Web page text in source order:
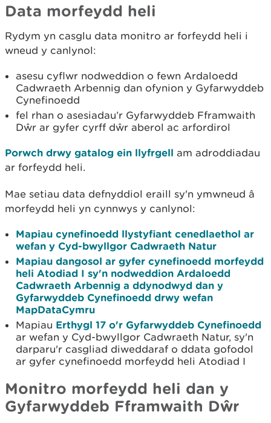
Data morfeydd heli
Rydym yn casglu data monitro ar forfeydd heli i
wneud y canlynol:
asesu cyflwr nodweddion o fewn Ardaloedd
Cadwraeth Arbennig dan ofynion y Gyfarwyddeb
Cynefinoedd
fel rhan o asesiadau’r Gyfarwyddeb Fframwaith
Dŵr ar gyfer cyrff dŵr aberol ac arfordirol
Porwch drwy gatalog ein llyfrgell am adroddiadau
ar forfeydd heli.
Mae setiau data defnyddiol eraill sy'n ymwneud â
morfeydd heli yn cynnwys y canlynol:
Mapiau cynefinoedd llystyfiant cenedlaethol ar
wefan y Cyd-bwyllgor Cadwraeth Natur
Mapiau dangosol ar gyfer cynefinoedd morfeydd
heli Atodiad I sy'n nodweddion Ardaloedd
Cadwraeth Arbennig a ddynodwyd dan y
Gyfarwyddeb Cynefinoedd drwy wefan
MapDataCymru
Mapiau Erthygl 17 o'r Gyfarwyddeb Cynefinoedd
ar wefan y Cyd-bwyllgor Cadwraeth Natur, sy'n
darparu'r casgliad diweddaraf o ddata gofodol
ar gyfer cynefinoedd morfeydd heli Atodiad I
Monitro morfeydd heli dan y
Gyfarwyddeb Fframwaith Dŵr